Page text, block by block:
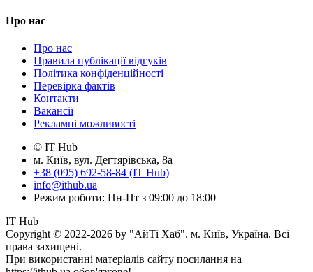
Про нас
Про нас
Правила публікації відгуків
Політика конфіденційності
Перевірка фактів
Контакти
Вакансії
Рекламні можливості
© IT Hub
м. Київ, вул. Дегтярівська, 8а
+38 (095) 692-58-84 (IT Hub)
info@ithub.ua
Режим роботи: Пн-Пт з 09:00 до 18:00
IT Hub
Copyright © 2022-2026 by "АйТі Хаб". м. Київ, Україна. Всі
права захищені.
При використанні матеріалів сайту посилання на